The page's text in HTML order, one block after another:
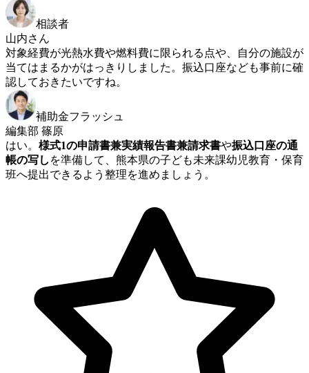
相談者
山内さん
対象経費が光熱水費や燃料費に限られる点や、自分の施設が
当てはまるかがはっきりしました。振込口座なども事前に確
認しておきたいですね。
補助金フラッシュ
編集部 篠原
はい。 様式1の申請書兼実績報告書兼請求書や振込口座の通
帳の写し を準備して、熊本県の子ども未来課幼児教育・保育
班へ提出できるよう整理を進めましょう。